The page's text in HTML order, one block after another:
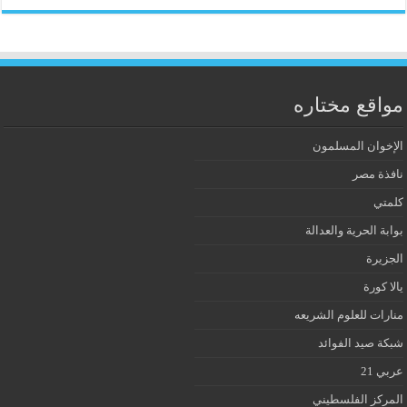
مواقع مختاره
الإخوان المسلمون
نافذة مصر
كلمتي
بوابة الحرية والعدالة
الجزيرة
يالا كورة
منارات للعلوم الشريعه
شبكة صيد الفوائد
عربي 21
المركز الفلسطيني